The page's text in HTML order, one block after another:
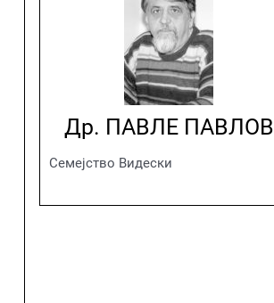
Др. ПАВЛЕ ПАВЛОВ
Семејство Видески